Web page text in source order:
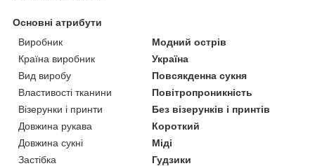
Основні атрибути
Виробник
Модний острів
Країна виробник
Україна
Вид виробу
Повсякденна сукня
Властивості тканини
Повітропроникність
Візерунки і принти
Без візерунків і принтів
Довжина рукава
Короткий
Довжина сукні
Міді
Застібка
Гудзики